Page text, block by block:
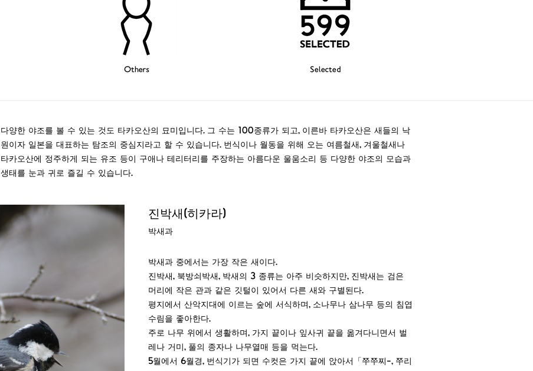
Others Selected
다양한 야조를 볼 수 있는 것도 타카오산의 묘미입니다. 그 수는 100종류가 되고, 이른바 타카오산은 새들의 낙
원이자 일본을 대표하는 탐조의 중심지라고 할 수 있습니다. 번식이나 월동을 위해 오는 여름철새, 겨울철새나
타카오산에 정주하게 되는 유조 등이 구애나 테리터리를 주장하는 아름다운 울움소리 등 다양한 야조의 모습과
생태를 눈과 귀로 즐길 수 있습니다.
진박새(히카라)
박새과
박새과 중에서는 가장 작은 새이다.
진박새, 북방쇠박새, 박새의 3 종류는 아주 비슷하지만, 진박새는 검은
머리에 작은 관과 같은 깃털이 있어서 다른 새와 구별된다.
평지에서 산악지대에 이르는 숲에 서식하며, 소나무나 삼나무 등의 침엽
수림을 좋아한다.
주로 나무 위에서 생활하며, 가지 끝이나 잎사귀 끝을 옮겨다니면서 벌
레나 거미, 풀의 종자나 나무열매 등을 먹는다.
5월에서 6월경, 번식기가 되면 수컷은 가지 끝에 앉아서「쭈쭈찌-, 쭈리